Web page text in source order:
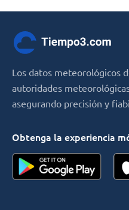
Los datos meteorológicos
autoridades
asegurando precisión y
Obtenga la experiencia